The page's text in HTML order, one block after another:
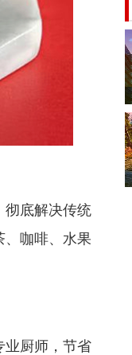
彻底解决传统
、咖啡、水果
业厨师，节省